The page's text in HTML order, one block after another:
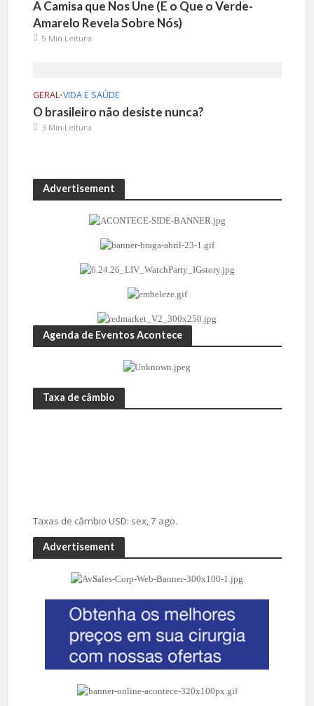
A Camisa que Nos Une (E o Que o Verde-
Amarelo Revela Sobre Nós)
5 Min Leitura
GERAL•VIDA E SAÚDE
O brasileiro não desiste nunca?
3 Min Leitura
Advertisement
Agenda de Eventos Acontece
Taxa de câmbio
Taxas de câmbio USD: sex, 7 ago.
Advertisement